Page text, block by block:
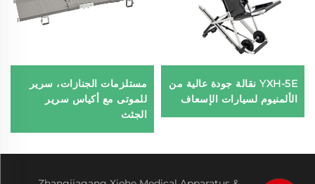
YXH-5E نقالة جودة عالية من
الألمنيوم لسيارات الإسعاف
مستلزمات الجنازات، سرير
للموتى مع أكياس سرير
الجثث